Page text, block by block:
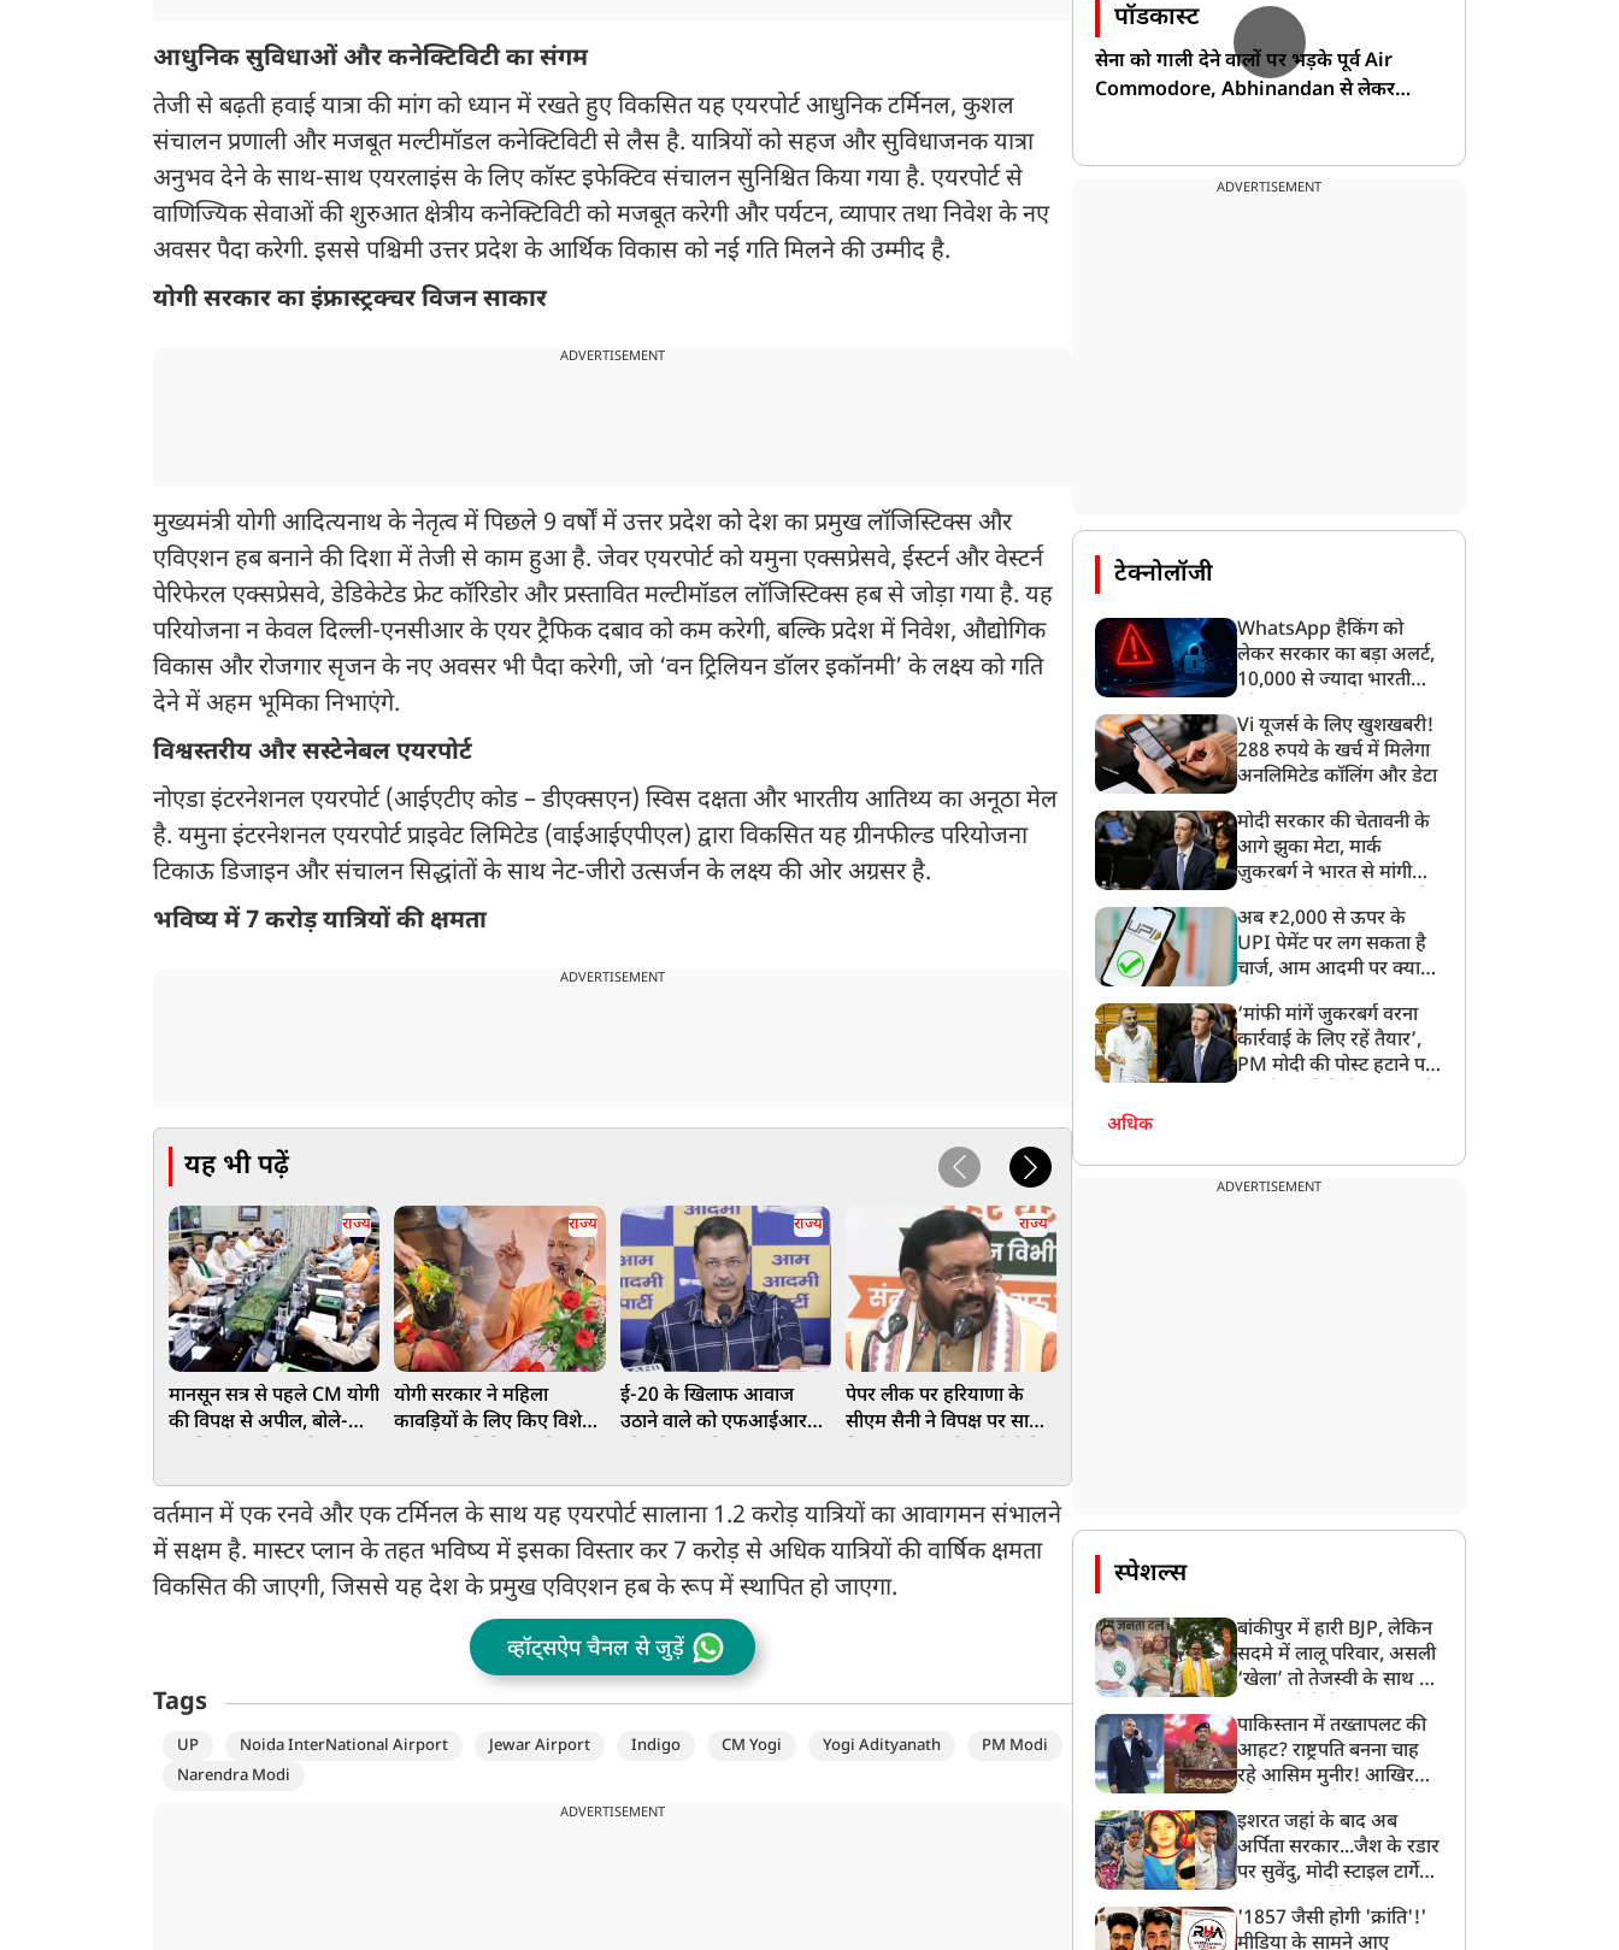
आधुनिक सुविधाओं और कनेक्टिविटी का संगम
तेजी से बढ़ती हवाई यात्रा की मांग को ध्यान में रखते हुए विकसित यह एयरपोर्ट आधुनिक टर्मिनल, कुशल
संचालन प्रणाली और मजबूत मल्टीमॉडल कनेक्टिविटी से लैस है. यात्रियों को सहज और सुविधाजनक यात्रा
अनुभव देने के साथ-साथ एयरलाइंस के लिए कॉस्ट इफेक्टिव संचालन सुनिश्चित किया गया है. एयरपोर्ट से
वाणिज्यिक सेवाओं की शुरुआत क्षेत्रीय कनेक्टिविटी को मजबूत करेगी और पर्यटन, व्यापार तथा निवेश के नए
अवसर पैदा करेगी. इससे पश्चिमी उत्तर प्रदेश के आर्थिक विकास को नई गति मिलने की उम्मीद है.
योगी सरकार का इंफ्रास्ट्रक्चर विजन साकार
ADVERTISEMENT
मुख्यमंत्री योगी आदित्यनाथ के नेतृत्व में पिछले 9 वर्षों में उत्तर प्रदेश को देश का प्रमुख लॉजिस्टिक्स और
एविएशन हब बनाने की दिशा में तेजी से काम हुआ है. जेवर एयरपोर्ट को यमुना एक्सप्रेसवे, ईस्टर्न और वेस्टर्न
पेरिफेरल एक्सप्रेसवे, डेडिकेटेड फ्रेट कॉरिडोर और प्रस्तावित मल्टीमॉडल लॉजिस्टिक्स हब से जोड़ा गया है. यह
परियोजना न केवल दिल्ली-एनसीआर के एयर ट्रैफिक दबाव को कम करेगी, बल्कि प्रदेश में निवेश, औद्योगिक
विकास और रोजगार सृजन के नए अवसर भी पैदा करेगी, जो ‘वन ट्रिलियन डॉलर इकॉनमी’ के लक्ष्य को गति
देने में अहम भूमिका निभाएंगे.
विश्वस्तरीय और सस्टेनेबल एयरपोर्ट
नोएडा इंटरनेशनल एयरपोर्ट (आईएटीए कोड – डीएक्सएन) स्विस दक्षता और भारतीय आतिथ्य का अनूठा मेल
है. यमुना इंटरनेशनल एयरपोर्ट प्राइवेट लिमिटेड (वाईआईएपीएल) द्वारा विकसित यह ग्रीनफील्ड परियोजना
टिकाऊ डिजाइन और संचालन सिद्धांतों के साथ नेट-जीरो उत्सर्जन के लक्ष्य की ओर अग्रसर है.
भविष्य में 7 करोड़ यात्रियों की क्षमता
ADVERTISEMENT
यह भी पढ़ें
राज्य
मानसून सत्र से पहले CM योगी
की विपक्ष से अपील, बोले-
राज्य
योगी सरकार ने महिला
कावड़ियों के लिए किए विशेष
राज्य
ई-20 के खिलाफ आवाज
उठाने वाले को एफआईआर
केजरीवाल
राज्य
पेपर लीक पर हरियाणा के
सीएम सैनी ने विपक्ष पर साधा
पर रहने के दिए निर्देश
वर्तमान में एक रनवे और एक टर्मिनल के साथ यह एयरपोर्ट सालाना 1.2 करोड़ यात्रियों का आवागमन संभालने
में सक्षम है. मास्टर प्लान के तहत भविष्य में इसका विस्तार कर 7 करोड़ से अधिक यात्रियों की वार्षिक क्षमता
विकसित की जाएगी, जिससे यह देश के प्रमुख एविएशन हब के रूप में स्थापित हो जाएगा.
व्हॉट्सऐप चैनल से जुड़ें
Tags
UP Noida InterNational Airport Jewar Airport Indigo CM Yogi Yogi Adityanath
PM Modi
Narendra Modi
ADVERTISEMENT
पॉडकास्ट
सेना को गाली देने वालों पर भड़के पूर्व Air
Commodore, Abhinandan से लेकर
ADVERTISEMENT
टेक्नोलॉजी
WhatsApp हैकिंग को
लेकर सरकार का बड़ा अलर्ट,
10,000 से ज्यादा भारतीयों
गया
Vi यूजर्स के लिए खुशखबरी!
288 रुपये के खर्च में मिलेगा
अनलिमिटेड कॉलिंग और डेटा
मोदी सरकार की चेतावनी के
आगे झुका मेटा, मार्क
ज़ुकरबर्ग ने भारत से मांगी
अब ₹2,000 से ऊपर के
UPI पेमेंट पर लग सकता है
चार्ज, आम आदमी पर क्या
‘मांफी मांगें जुकरबर्ग वरना
कार्रवाई के लिए रहें तैयार’,
PM मोदी की पोस्ट हटाने पर
अधिक
ADVERTISEMENT
स्पेशल्स
बांकीपुर में हारी BJP, लेकिन
सदमे में लालू परिवार, असली
‘खेला’ तो तेजस्वी के साथ हो
पाकिस्तान में तख्तापलट की
आहट? राष्ट्रपति बनना चाह
रहे आसिम मुनीर! आखिर
बनाया मोहरा?
इशरत जहां के बाद अब
अर्पिता सरकार...जैश के रडार
पर सुवेंदु, मोदी स्टाइल टार्गेट
बड़ा एक्शन!
'1857 जैसी होगी 'क्रांति'!'
मीडिया के सामने आए